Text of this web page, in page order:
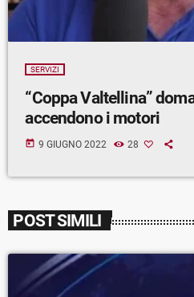
SERVIZI
“Coppa Valtellina”
accendono i motori
today 9 GIUGNO 2022 28
POST SIMILI